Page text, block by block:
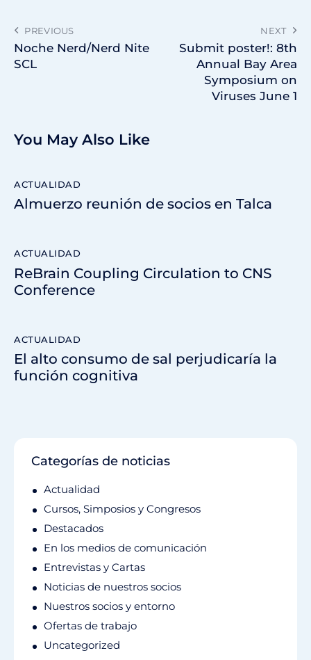
PREVIOUS
Noche Nerd/Nerd Nite
SCL
NEXT
Submit poster!: 8th
Annual Bay Area
Symposium on
Viruses June 1
You May Also Like
ACTUALIDAD
Almuerzo reunión de socios en Talca
ACTUALIDAD
ReBrain Coupling Circulation to CNS
Conference
ACTUALIDAD
El alto consumo de sal perjudicaría la
función cognitiva
Categorías de noticias
Actualidad
Cursos, Simposios y Congresos
Destacados
En los medios de comunicación
Entrevistas y Cartas
Noticias de nuestros socios
Nuestros socios y entorno
Ofertas de trabajo
Uncategorized